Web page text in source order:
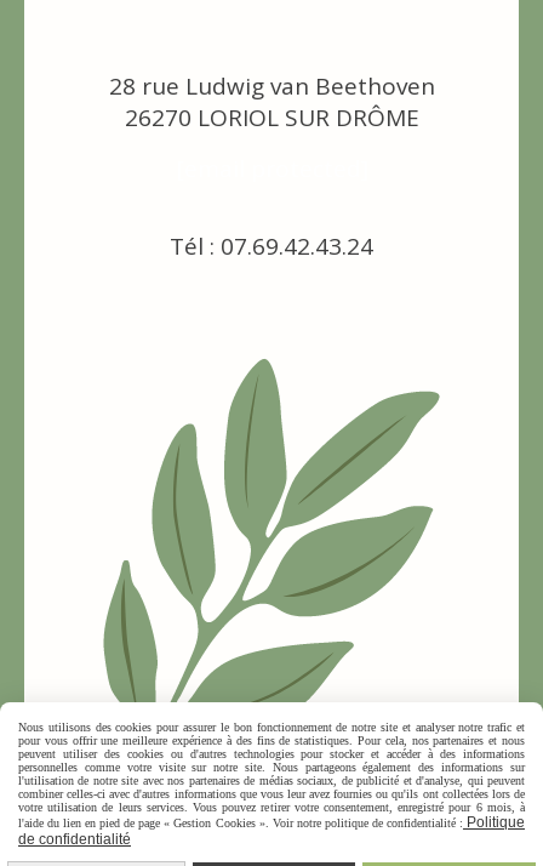
28 rue Ludwig van Beethoven
26270 LORIOL SUR DRÔME
Tél : 07.69.42.43.24
Nous utilisons des cookies pour assurer le bon fonctionnement de notre site et analyser notre trafic et
pour vous offrir une meilleure expérience à des fins de statistiques. Pour cela, nos partenaires et nous
peuvent utiliser des cookies ou d'autres technologies pour stocker et accéder à des informations
personnelles comme votre visite sur notre site. Nous partageons également des informations sur
l'utilisation de notre site avec nos partenaires de médias sociaux, de publicité et d'analyse, qui peuvent
combiner celles-ci avec d'autres informations que vous leur avez fournies ou qu'ils ont collectées lors de
votre utilisation de leurs services. Vous pouvez retirer votre consentement, enregistré pour 6 mois, à
l'aide du lien en pied de page « Gestion Cookies ». Voir notre politique de confidentialité : Politique
de confidentialité